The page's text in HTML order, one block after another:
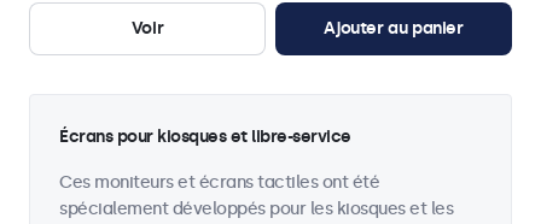
Voir Ajouter au panier
Écrans pour kiosques et libre-service
Ces moniteurs et écrans tactiles ont été
spécialement développés pour les kiosques et les